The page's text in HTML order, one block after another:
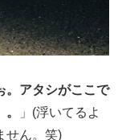
。アタシがここで
」(浮いてるよ
せん。笑)